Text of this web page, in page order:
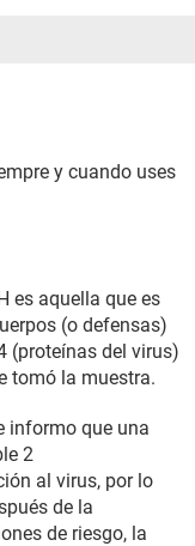
y cuando uses
es aquella que es
(o defensas)
(proteínas del virus)
tomó la muestra.
informo que una
2
al virus, por lo
de la
de riesgo, la